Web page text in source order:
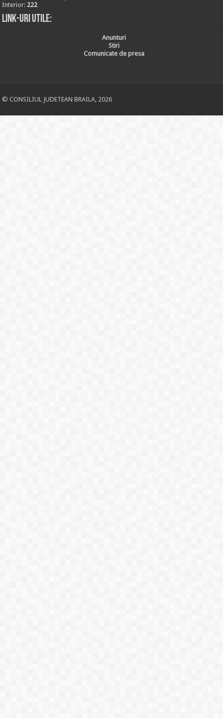
Interior: 222
Link-uri utile:
Anunturi
Stiri
Comunicate de presa
© CONSILIUL JUDETEAN BRAILA, 2026